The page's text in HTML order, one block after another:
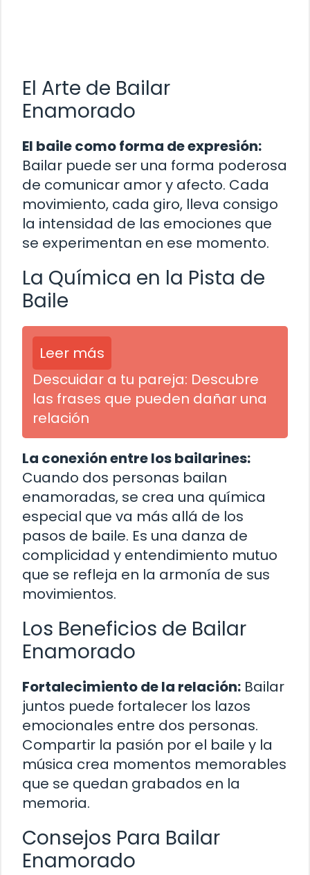
El Arte de Bailar
Enamorado
El baile como forma de expresión:
Bailar puede ser una forma poderosa
de comunicar amor y afecto. Cada
movimiento, cada giro, lleva consigo
la intensidad de las emociones que
se experimentan en ese momento.
La Química en la Pista de
Baile
Leer más
Descuidar a tu pareja: Descubre
las frases que pueden dañar una
relación
La conexión entre los bailarines:
Cuando dos personas bailan
enamoradas, se crea una química
especial que va más allá de los
pasos de baile. Es una danza de
complicidad y entendimiento mutuo
que se refleja en la armonía de sus
movimientos.
Los Beneficios de Bailar
Enamorado
Fortalecimiento de la relación: Bailar
juntos puede fortalecer los lazos
emocionales entre dos personas.
Compartir la pasión por el baile y la
música crea momentos memorables
que se quedan grabados en la
memoria.
Consejos Para Bailar
Enamorado